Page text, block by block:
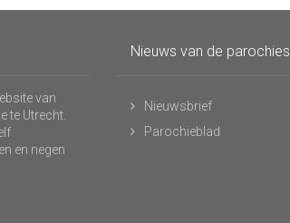
van
te Utrecht.
en negen
Nieuws van de parochies
Nieuwsbrief
Parochieblad